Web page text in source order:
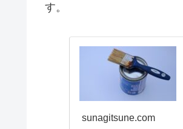
す。
sunagitsune.com